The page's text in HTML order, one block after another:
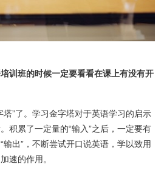
训班的时候一定要看看在课上有没有开
塔”了。学习金字塔对于英语学习的启示
积累了一定量的“输入”之后，一定要有
出”，不断尝试开口说英语，学以致用
速的作用。